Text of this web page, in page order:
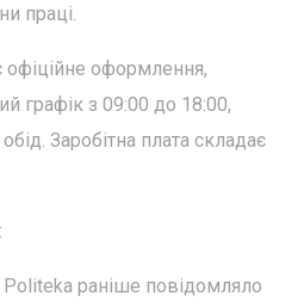
праці.
офіційне оформлення,
графік з 09:00 до 18:00,
Заробітна плата складає
раніше повідомляло